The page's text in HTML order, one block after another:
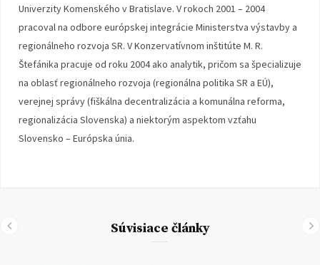
Univerzity Komenského v Bratislave. V rokoch 2001 – 2004
pracoval na odbore európskej integrácie Ministerstva výstavby a
regionálneho rozvoja SR. V Konzervatívnom inštitúte M. R.
Štefánika pracuje od roku 2004 ako analytik, pričom sa špecializuje
na oblasť regionálneho rozvoja (regionálna politika SR a EÚ),
verejnej správy (fiškálna decentralizácia a komunálna reforma,
regionalizácia Slovenska) a niektorým aspektom vzťahu
Slovensko – Európska únia.
Súvisiace články